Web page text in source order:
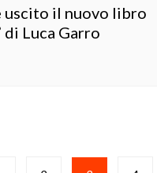
uscito il nuovo libro
di Luca Garro